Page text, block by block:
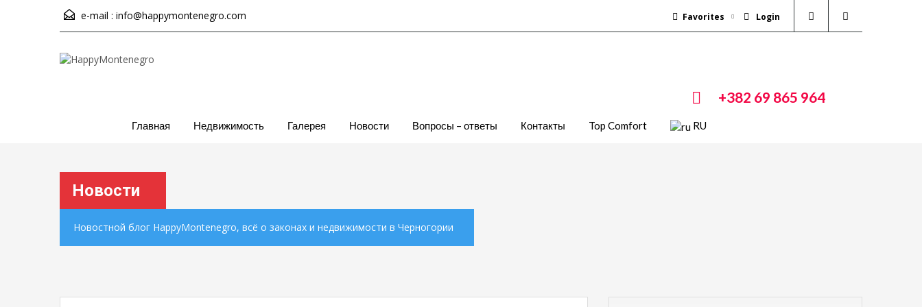
e-mail : info@happymontenegro.com Favorites Login
+382 69 865 964
Главная Недвижимость Галерея Новости Вопросы – ответы Контакты Top Comfort RU
Новости
Новостной блог HappyMontenegro, всё о законах и недвижимости в Черногории